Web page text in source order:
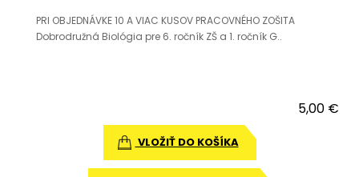
PRI OBJEDNÁVKE 10 A VIAC KUSOV PRACOVNÉHO ZOŠITA
Dobrodružná Biológia pre 6. ročník ZŠ a 1. ročník G..
5,00 €
VLOŽIŤ DO KOŠÍKA